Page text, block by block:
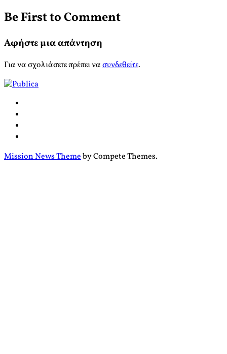
Be First to Comment
Αφήστε μια απάντηση
Για να σχολιάσετε πρέπει νασυνδεθείτε.
Mission News Themeby Compete Themes.